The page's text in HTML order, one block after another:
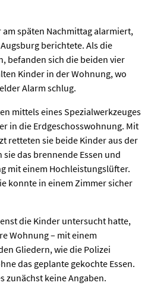
am späten Nachmittag alarmiert,
berichtete. Als die
befanden sich die beiden vier
Kinder in der Wohnung, wo
Alarm schlug.
mittels eines Spezialwerkzeuges
in die Erdgeschosswohnung. Mit
retteten sie beide Kinder aus der
das brennende Essen und
mit einem Hochleistungslüfter.
konnte in einem Zimmer sicher
die Kinder untersucht hatte,
Wohnung – mit einem
Gliedern, wie die Polizei
das geplante gekochte Essen.
zunächst keine Angaben.